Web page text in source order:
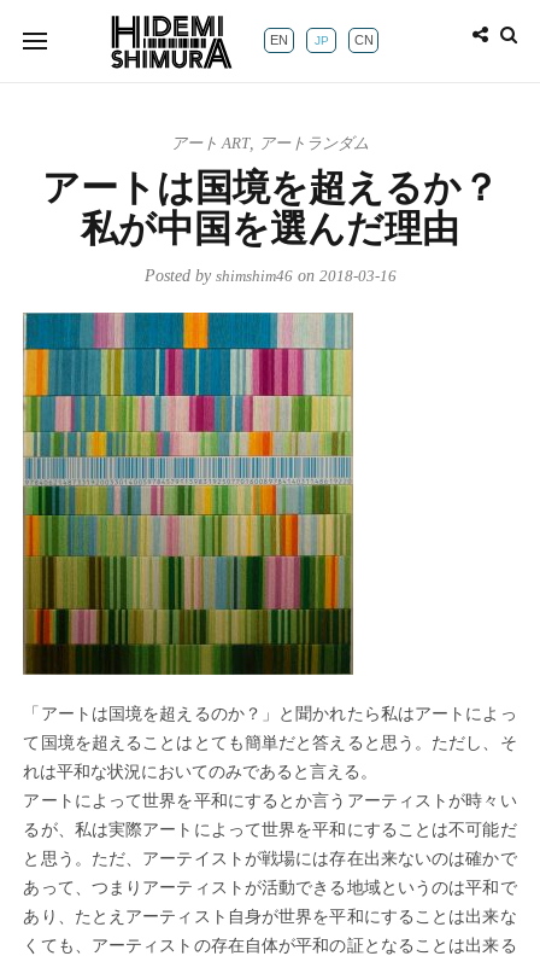
EN JP CN
アート ART, アートランダム
アートは国境を超えるか？
私が中国を選んだ理由
Posted by shimshim46on 2018-03-16
「アートは国境を超えるのか？」と聞かれたら私はアートによっ
て国境を超えることはとても簡単だと答えると思う。ただし、そ
れは平和な状況においてのみであると言える。
アートによって世界を平和にするとか言うアーティストが時々い
るが、私は実際アートによって世界を平和にすることは不可能だ
と思う。ただ、アーテイストが戦場には存在出来ないのは確かで
あって、つまりアーティストが活動できる地域というのは平和で
あり、たとえアーティスト自身が世界を平和にすることは出来な
くても、アーティストの存在自体が平和の証となることは出来る